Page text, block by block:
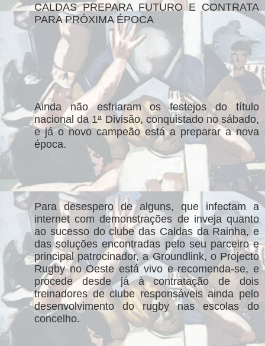
CALDAS PREPARA FUTURO E CONTRATA
PARA PRÓXIMA ÉPOCA
Ainda não esfriaram os festejos do título
nacional da 1ª Divisão, conquistado no sábado,
e já o novo campeão está a preparar a nova
época.
Para desespero de alguns, que infectam a
internet com demonstrações de inveja quanto
ao sucesso do clube das Caldas da Rainha, e
das soluções encontradas pelo seu parceiro e
principal patrocinador, a Groundlink, o Projecto
Rugby no Oeste está vivo e recomenda-se, e
procede desde já à contratação de dois
treinadores de clube responsáveis ainda pelo
desenvolvimento do rugby nas escolas do
concelho.